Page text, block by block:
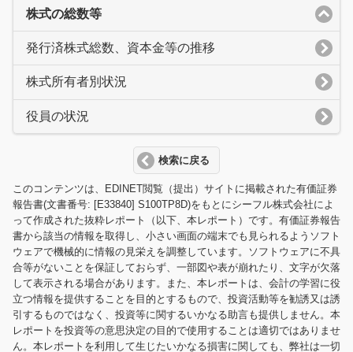
株式の総数等
発行済株式総数、資本金等の推移
株式所有者別状況
役員の状況
検索に戻る
このコンテンツは、EDINET閲覧（提出）サイトに掲載された有価証券
報告書(文書番号: [E33840] S100TP8D)をもとにシーフル株式会社によ
って作成された抜粋レポート（以下、本レポート）です。有価証券報告
書から該当の情報を取得し、小さい画面の端末でも見られるようソフト
ウェアで機械的に情報の見栄えを調整しています。ソフトウェアに不具
合等がないことを保証しておらず、一部図や表が崩れたり、文字が欠落
して表示される場合があります。また、本レポートは、会計の学習に役
立つ情報を提供することを目的とするもので、投資活動等を勧誘又は誘
引するものではなく、投資等に関するいかなる助言も提供しません。本
レポートを投資等の意思決定の目的で使用することは適切ではありませ
ん。本レポートを利用して生じたいかなる損害に関しても、弊社は一切